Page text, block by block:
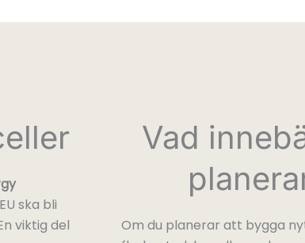
ska bli
viktig del
Vad
Om du planerar att bygga